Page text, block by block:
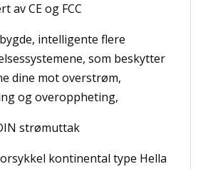
av CE og FCC
intelligente flere
som beskytter
dine mot overstrøm,
og overoppheting,
strømuttak
kontinental type Hella